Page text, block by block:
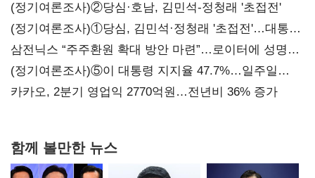
(정기여론조사)②당심·호남, 김민석-정청래 '초접전'
(정기여론조사)①당심, 김민석·정청래 '초접전'…대통령
지지도 '50% 아래로'(종합)
삼전닉스 “주주환원 확대 방안 마련”…로이터에 성명
보내
(정기여론조사)⑤이 대통령 지지율 47.7%…일주일
만에 다시 40%대
카카오, 2분기 영업익 2770억원…전년비 36% 증가
함께 볼만한 뉴스